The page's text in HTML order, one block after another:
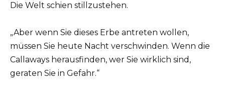
Die Welt schien stillzustehen.
„Aber wenn Sie dieses Erbe antreten wollen,
müssen Sie heute Nacht verschwinden. Wenn die
Callaways herausfinden, wer Sie wirklich sind,
geraten Sie in Gefahr.“